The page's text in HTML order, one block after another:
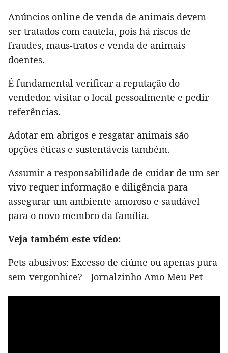
Anúncios online de venda de animais devem
ser tratados com cautela, pois há riscos de
fraudes, maus-tratos e venda de animais
doentes.
É fundamental verificar a reputação do
vendedor, visitar o local pessoalmente e pedir
referências.
Adotar em abrigos e resgatar animais são
opções éticas e sustentáveis também.
Assumir a responsabilidade de cuidar de um ser
vivo requer informação e diligência para
assegurar um ambiente amoroso e saudável
para o novo membro da família.
Veja também este vídeo:
Pets abusivos: Excesso de ciúme ou apenas pura
sem-vergonhice? - Jornalzinho Amo Meu Pet